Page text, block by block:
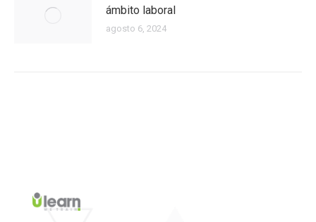
ámbito laboral
agosto 6, 2024